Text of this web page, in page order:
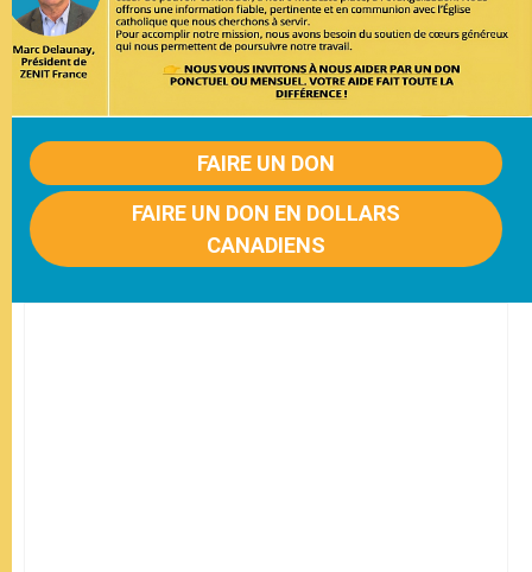
FAIRE UN DON
FAIRE UN DON EN DOLLARS
CANADIENS